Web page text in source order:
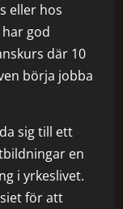
eller hos
god
där 10
börja jobba
sig till ett
en
i yrkeslivet.
för att